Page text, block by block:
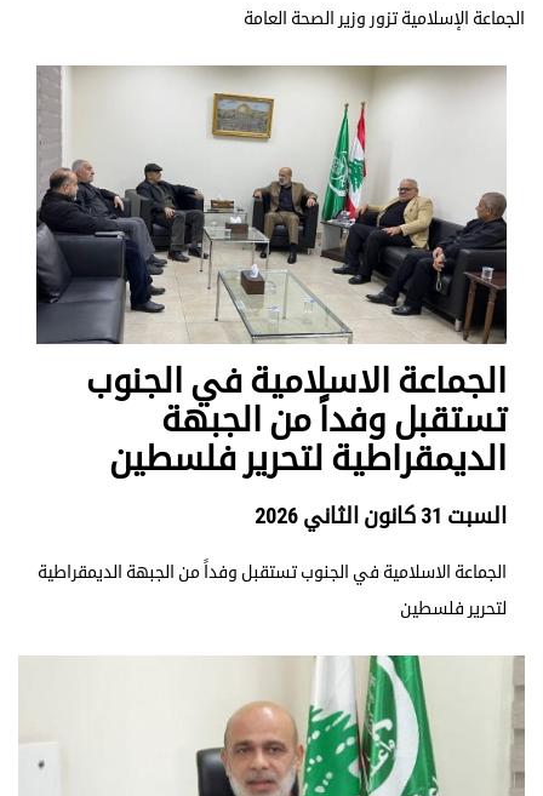
الجماعة الإسلامية تزور وزير الصحة العامة
الجماعة الاسلامية في الجنوب
تستقبل وفداً من الجبهة
الديمقراطية لتحرير فلسطين
السبت 31 كانون الثاني 2026
الجماعة الاسلامية في الجنوب تستقبل وفداً من الجبهة الديمقراطية
لتحرير فلسطين